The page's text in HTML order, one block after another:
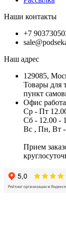
Наши контакты
+7
Наш адрес
129085,
Товары для
пункт
Офис
Ср - Пт
Сб - 12.00 -
Вс , Пн, Вт
Прием